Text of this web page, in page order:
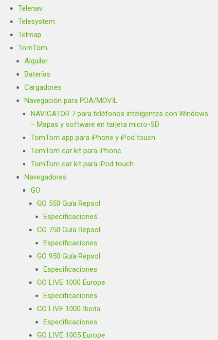
Telenav
Telesystem
Telmap
TomTom
Alquiler
Baterías
Cargadores
Navegación para PDA/MOVIL
NAVIGATOR 7 para teléfonos inteligentes con Windows
– Mapas y software en tarjeta micro-SD
TomTom app para iPhone y iPod touch
TomTom car kit para iPhone
TomTom car kit para iPod touch
Navegadores
GO
GO 550 Guía Repsol
Especificaciones
GO 750 Guía Repsol
Especificaciones
GO 950 Guía Repsol
Especificaciones
GO LIVE 1000 Europe
Especificaciones
GO LIVE 1000 Iberia
Especificaciones
GO LIVE 1005 Europe